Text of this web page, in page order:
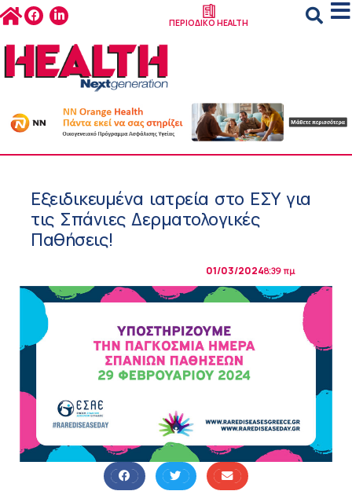
ΠΕΡΙΟΔΙΚΟ HEALTH
Εξειδικευμένα ιατρεία στο ΕΣΥ για
τις Σπάνιες Δερματολογικές
Παθήσεις!
01/03/20248:39 πμ